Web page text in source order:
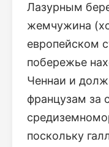
Лазурным
жемчужина
европейском
побережье
Ченнаи и
французам за
поскольку